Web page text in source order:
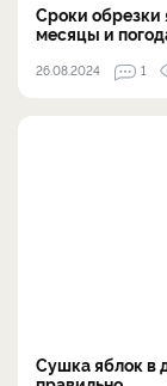
Сроки обрезки
месяцы и
26.08.2024 1
Сушка яблок в